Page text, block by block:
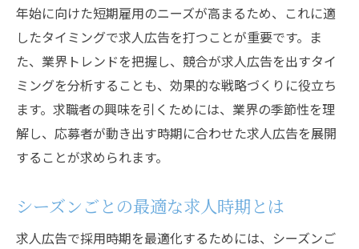
応募者の動向をデータで分析する方法
時期による応募者の質の変化を理解する
採用活動における季節性の影響
求職者の心理を考慮した募集開始時期
採用活動のPDCAサイクルを活用する
年度初めを狙う求人広告の採用戦略
年度初めの採用に向けた計画の立て方
新学期を利用した効果的な採用時期の選定
年始に向けた短期雇用のニーズが高まるため、これに適
したタイミングで求人広告を打つことが重要です。ま
た、業界トレンドを把握し、競合が求人広告を出すタイ
ミングを分析することも、効果的な戦略づくりに役立ち
ます。求職者の興味を引くためには、業界の季節性を理
解し、応募者が動き出す時期に合わせた求人広告を展開
することが求められます。
シーズンごとの最適な求人時期とは
求人広告で採用時期を最適化するためには、シーズンご